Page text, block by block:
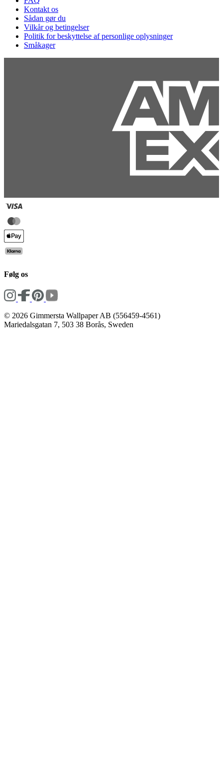
Kontakt os
Sådan gør du
Vilkår og betingelser
Politik for beskyttelse af personlige oplysninger
Småkager
Følg os
© 2026 Gimmersta Wallpaper AB (556459-4561)
Mariedalsgatan 7, 503 38 Borås, Sweden